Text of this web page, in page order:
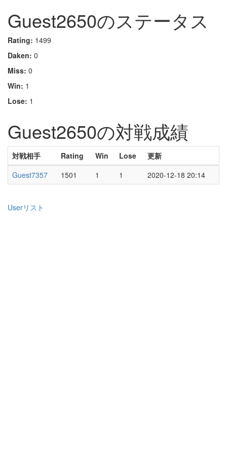
Guest2650のステータス
Rating: 1499
Daken: 0
Miss: 0
Win: 1
Lose: 1
Guest2650の対戦成績
対戦相手 Rating Win Lose
更新
Guest7357
1501 1 1 2020-12-18 20:14
Userリスト